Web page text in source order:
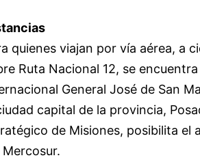
quienes viajan por ví­a aérea, a
Ruta Nacional 12, se
General José de San
capital de la provincia,
de Misiones, posibilita el
Mercosur.